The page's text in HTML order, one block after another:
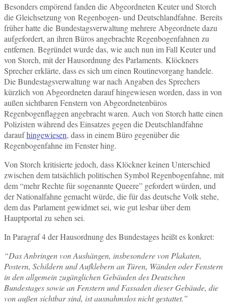
Besonders empörend fanden die Abgeordneten Keuter und Storch
die Gleichsetzung von Regenbogen- und Deutschlandfahne. Bereits
früher hatte die Bundestagsverwaltung mehrere Abgeordnete dazu
aufgefordert, an ihren Büros angebrachte Regenbogenfahnen zu
entfernen. Begründet wurde das, wie auch nun im Fall Keuter und
von Storch, mit der Hausordnung des Parlaments. Klöckners
Sprecher erklärte, dass es sich um einen Routinevorgang handele.
Die Bundestagsverwaltung war nach Angaben des Sprechers
kürzlich von Abgeordneten darauf hingewiesen worden, dass in von
außen sichtbaren Fenstern von Abgeordnetenbüros
Regenbogenflaggen angebracht waren. Auch von Storch hatte einen
Polizisten während des Einsatzes gegen die Deutschlandfahne
daraufhingewiesen, dass in einem Büro gegenüber die
Regenbogenfahne im Fenster hing.
Von Storch kritisierte jedoch, dass Klöckner keinen Unterschied
zwischen dem tatsächlich politischen Symbol Regenbogenfahne, mit
dem “mehr Rechte für sogenannte Queere” gefordert würden, und
der Nationalfahne gemacht würde, die für das deutsche Volk stehe,
dem das Parlament gewidmet sei, wie gut lesbar über dem
Hauptportal zu sehen sei.
In Paragraf 4 der Hausordnung des Bundestages heißt es konkret:
“Das Anbringen von Aushängen, insbesondere von Plakaten,
Postern, Schildern und Aufklebern an Türen, Wänden oder Fenstern
in den allgemein zugänglichen Gebäuden des Deutschen
Bundestages sowie an Fenstern und Fassaden dieser Gebäude, die
von außen sichtbar sind, ist ausnahmslos nicht gestattet.”